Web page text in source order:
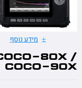
מידע נוסף
CoCo-
CoCo-